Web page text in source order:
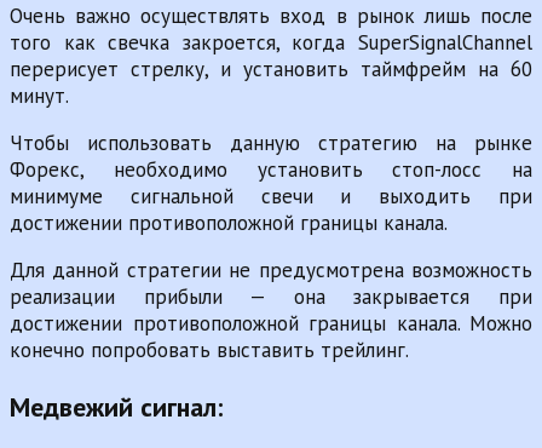
Очень важно осуществлять вход в рынок лишь после
того как свечка закроется, когда SuperSignalChannel
перерисует стрелку, и установить таймфрейм на 60
минут.
Чтобы использовать данную стратегию на рынке
Форекс, необходимо установить стоп-лосс на
минимуме сигнальной свечи и выходить при
достижении противоположной границы канала.
Для данной стратегии не предусмотрена возможность
реализации прибыли — она закрывается при
достижении противоположной границы канала. Можно
конечно попробовать выставить трейлинг.
Медвежий сигнал: